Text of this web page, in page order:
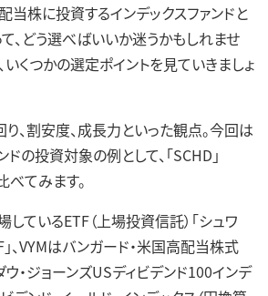
株に投資するインデックスファンドと
、どう選べばいいか迷うかもしれませ
いくつかの選定ポイントを見ていきましょ
、割安度、成長力といった観点。今回は
の投資対象の例として、「SCHD」
べてみます。
ているETF（上場投資信託）「シュワ
、VYMはバンガード・米国高配当株式
ウ・ジョーンズUSディビデンド100インデ